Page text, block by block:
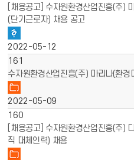
[채용공고] 수자원환경산업진흥(주)
(단기근로자) 채용 공고
2022-05-12
161
수자원환경산업진흥(주) 마리나(환경
2022-05-09
160
[채용공고] 수자원환경산업진흥(주)
직 대체인력) 채용